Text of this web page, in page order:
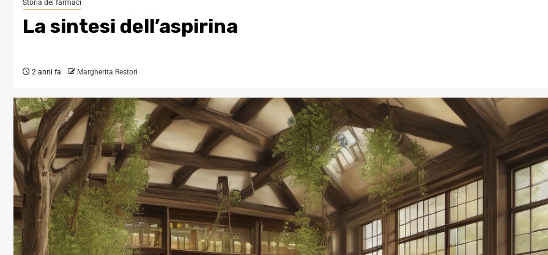
Storia dei farmaci
La sintesi dell’aspirina
2 anni fa Margherita Restori